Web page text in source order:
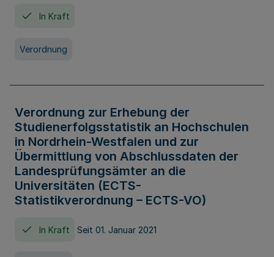
In Kraft
Verordnung
Verordnung zur Erhebung der
Studienerfolgsstatistik an Hochschulen
in Nordrhein-Westfalen und zur
Übermittlung von Abschlussdaten der
Landesprüfungsämter an die
Universitäten (ECTS-
Statistikverordnung – ECTS-VO)
In Kraft Seit 01. Januar 2021